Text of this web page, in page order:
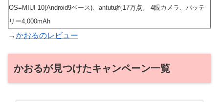
OS=MIUI 10(Android9ベース)、antutu約17万点。 4眼カメラ、バッテ
リー4,000mAh
→かおるのレビュー
かおるが見つけたキャンペーン一覧